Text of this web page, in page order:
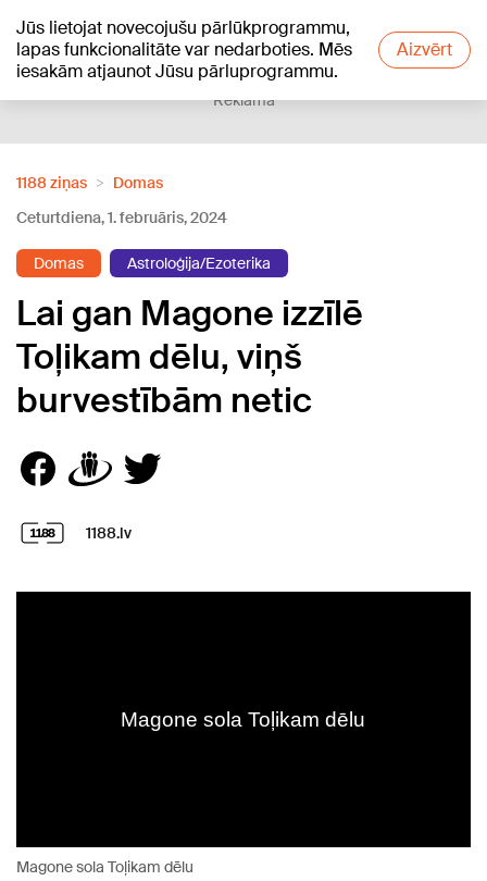
Jūs lietojat novecojušu pārlūkprogrammu,
lapas funkcionalitāte var nedarboties. Mēs
iesakām atjaunot Jūsu pārluprogrammu.
Aizvērt
+23°C
Reklāma
1188 ziņas
Domas
Ceturtdiena, 1. februāris, 2024
Domas Astroloģija/Ezoterika
Lai gan Magone izzīlē
Toļikam dēlu, viņš
burvestībām netic
1188.lv
Magone sola Toļikam dēlu